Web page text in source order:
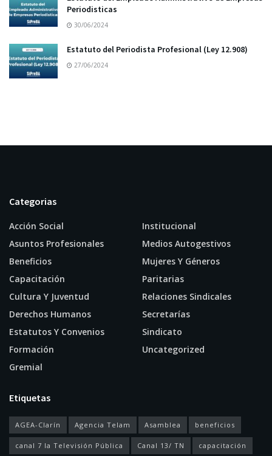
Periodisticas
30/06/2024
Estatuto del Periodista Profesional (Ley 12.908)
27/06/2024
Categorias
Acción Social
Asuntos Profesionales
Beneficios
Capacitación
Cultura Y Juventud
Derechos Humanos
Estatutos Y Convenios
Formación
Gremial
Institucional
Medios Autogestivos
Mujeres Y Géneros
Paritarias
Relaciones Sindicales
Secretarías
Sindicato
Uncategorized
Etiquetas
AGEA-Clarín Agencia Telam Asamblea beneficios
canal 7 la Televisión Pública Canal 13/ TN capacitación